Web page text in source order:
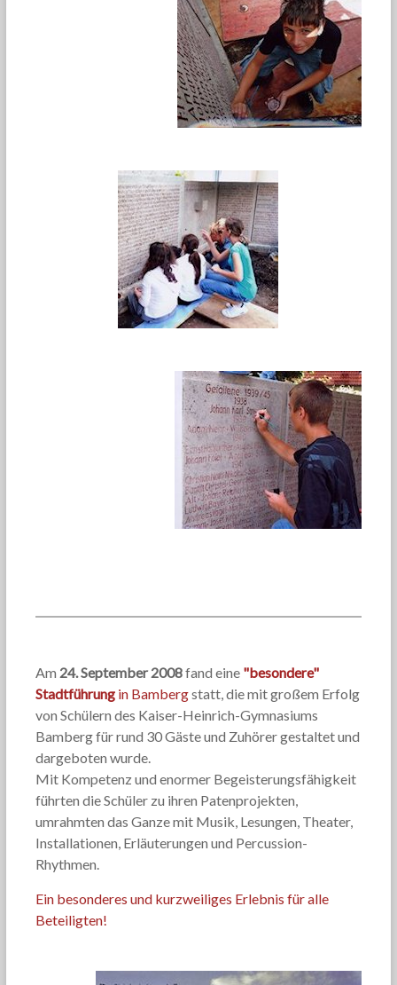
Am 24. September 2008fand eine "besondere"
Stadtführungin Bambergstatt, die mit großem Erfolg
von Schülern des Kaiser-Heinrich-Gymnasiums
Bamberg für rund 30 Gäste und Zuhörer gestaltet und
dargeboten wurde.
Mit Kompetenz und enormer Begeisterungsfähigkeit
führten die Schüler zu ihren Patenprojekten,
umrahmten das Ganze mit Musik, Lesungen, Theater,
Installationen, Erläuterungen und Percussion-
Rhythmen.
Ein besonderes und kurzweiliges Erlebnis für alle
Beteiligten!